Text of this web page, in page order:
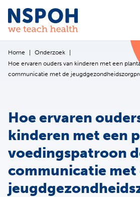
Ga naar de inhoud
Home
Onderzoek
Hoe ervaren ouders van kinderen met een
communicatie met de
Hoe ervaren
kinderen met een
voedingspatroon
communicatie met